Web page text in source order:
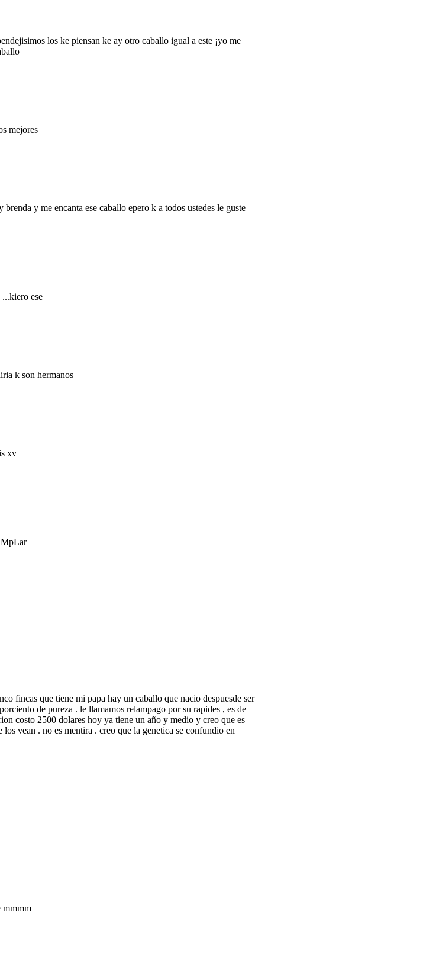
los ke piensan ke ay otro caballo igual a este ¡yo me
mejores
y me encanta ese caballo epero k a todos ustedes le guste
...kiero ese
k son hermanos
xv
fincas que tiene mi papa hay un caballo que nacio despuesde ser
de pureza . le llamamos relampago por su rapides , es de
costo 2500 dolares hoy ya tiene un año y medio y creo que es
vean . no es mentira . creo que la genetica se confundio en
mmmm